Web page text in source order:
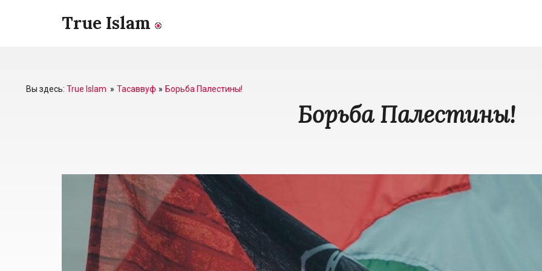
True Islam
Вы здесь:True Islam Тасаввуф Борьба Палестины!
Борьба Палестины!